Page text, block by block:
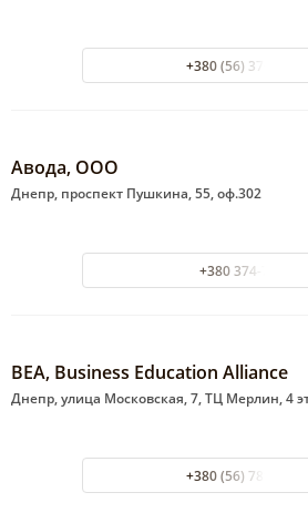
+380 (56) 370-14-66
Авода, ООО
Днепр, проспект Пушкина, 55, оф.302
+380 374-74-96
BEA, Business Education Alliance
Днепр, улица Московская, 7, ТЦ Мерлин, 4
+380 (56) 789-58-81